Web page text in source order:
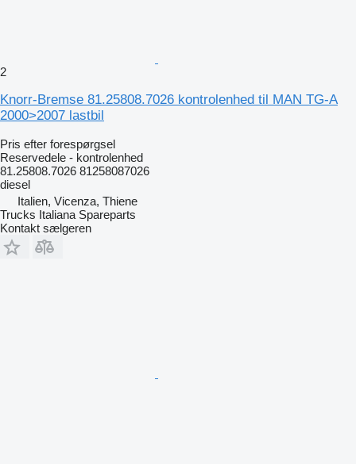
2
Knorr-Bremse 81.25808.7026 kontrolenhed til MAN TG-A
2000>2007 lastbil
Pris efter forespørgsel
Reservedele - kontrolenhed
81.25808.7026 81258087026
diesel
Italien, Vicenza, Thiene
Trucks Italiana Spareparts
Kontakt sælgeren